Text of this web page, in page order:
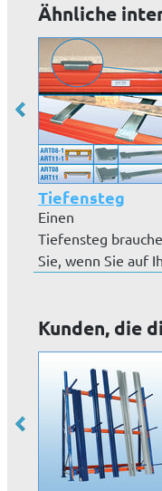
Ähnliche
Tiefensteg
Einen
Tiefensteg
Sie, wenn Sie auf
Kunden, die